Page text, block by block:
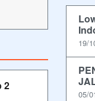
2
19/
05/